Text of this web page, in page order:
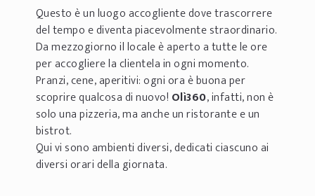
Questo è un luogo accogliente dove trascorrere
del tempo e diventa piacevolmente straordinario.
Da mezzogiorno il locale è aperto a tutte le ore
per accogliere la clientela in ogni momento.
Pranzi, cene, aperitivi: ogni ora è buona per
scoprire qualcosa di nuovo! Olì360, infatti, non è
solo una pizzeria, ma anche un ristorante e un
bistrot.
Qui vi sono ambienti diversi, dedicati ciascuno ai
diversi orari della giornata.